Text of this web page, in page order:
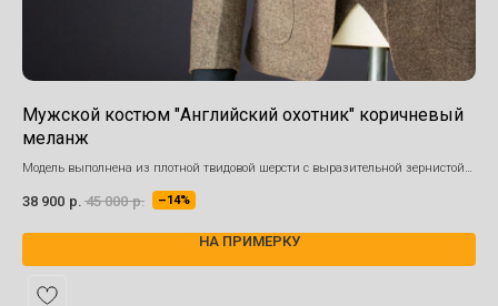
Мужской костюм "Английский охотник" коричневый
меланж
Модель выполнена из плотной твидовой шерсти с выразительной зернистой
38 900 р. 45 000 р. –14%
НА ПРИМЕРКУ